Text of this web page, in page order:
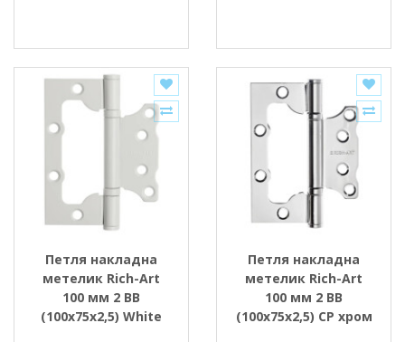
Петля накладна
метелик Rich-Art
100 мм 2 ВВ
(100х75х2,5) White
Петля накладна
метелик Rich-Art
100 мм 2 ВВ
(100х75х2,5) СР хром